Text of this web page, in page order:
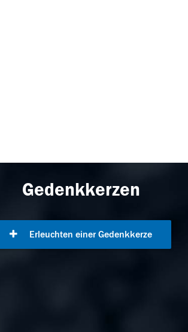
Gedenkkerzen
Erleuchten einer Gedenkkerze